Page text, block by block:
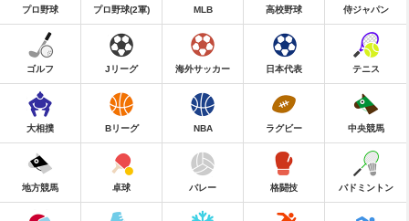
プロ野球 プロ野球(2軍) MLB 高校野球 侍ジャパン
ゴルフ Jリーグ 海外サッカー 日本代表 テニス
大相撲 Bリーグ NBA ラグビー 中央競馬
地方競馬 卓球 バレー 格闘技 バドミントン